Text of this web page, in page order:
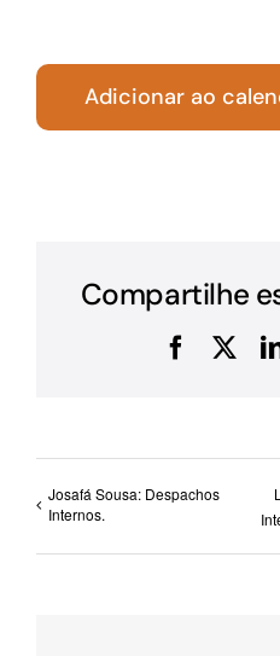
Adicionar ao
Compartilhe
Facebook
X
Josafá Sousa: Despachos
Internos.